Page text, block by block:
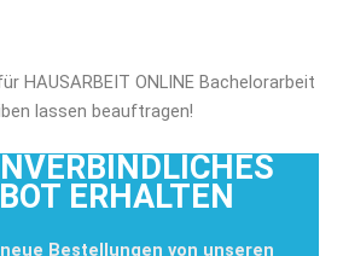
HAUSARBEIT ONLINE Bachelorarbeit
lassen beauftragen!
ERHALTEN
Bestellungen von unseren